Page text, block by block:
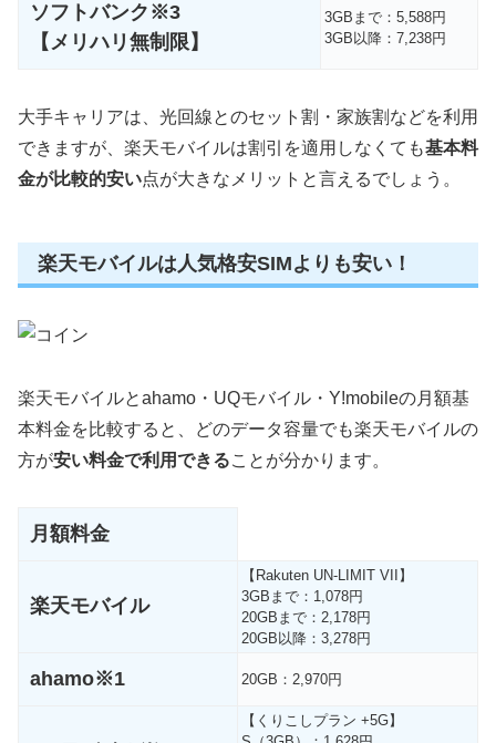
ソフトバンク※3
【メリハリ無制限】
3GBまで：5,588円
3GB以降：7,238円
大手キャリアは、光回線とのセット割・家族割などを利用
できますが、楽天モバイルは割引を適用しなくても基本料
金が比較的安い点が大きなメリットと言えるでしょう。
楽天モバイルは人気格安SIMよりも安い！
楽天モバイルとahamo・UQモバイル・Y!mobileの月額基
本料金を比較すると、どのデータ容量でも楽天モバイルの
方が安い料金で利用できることが分かります。
月額料金
楽天モバイル
【Rakuten UN-LIMIT VII】
3GBまで：1,078円
20GBまで：2,178円
20GB以降：3,278円
ahamo※1 20GB：2,970円
【くりこしプラン +5G】